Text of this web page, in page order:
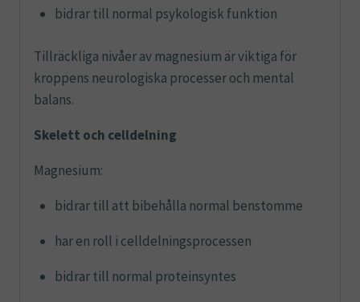
bidrar till normal psykologisk funktion
Tillräckliga nivåer av magnesium är viktiga för
kroppens neurologiska processer och mental
balans.
Skelett och celldelning
Magnesium:
bidrar till att bibehålla normal benstomme
har en roll i celldelningsprocessen
bidrar till normal proteinsyntes